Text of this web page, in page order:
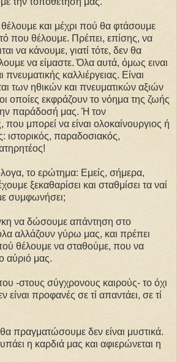
θέλουμε και μέχρι πού θα φτάσουμε
που θέλουμε. Πρέπει, επίσης, να
να κάνουμε, γιατί τότε, δεν θα
να είμαστε. Όλα αυτά, όμως ειναι
πνευματικής καλλιέργειας. Είναι
των ηθικών και πνευματικών αξιών
οποίες εκφράζουν το νόημα της ζωής
παράδοσή μας. Ή τον
μπορεί να είναι ολοκαίνουργιος ή
ιστορικός, παραδοσιακός,
το ερώτημα: Εμείς, σήμερα,
ξεκαθαρίσει και σταθμίσει τα ναί
συμφωνήσει;
να δώσουμε απάντηση στο
αλλάζουν γύρω μας, και πρέπει
θέλουμε να σταθούμε, που να
αύριό μας.
-στους σύγχρονους καιρούς- το όχι
είναι προφανές σε τί απαντάει, σε τί
πραγματώσουμε δεν είναι μυστικά.
η καρδιά μας και αφιερώνεται η